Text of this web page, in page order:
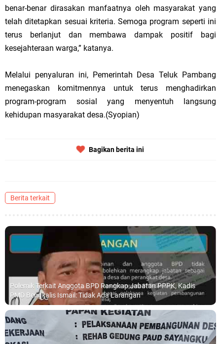
benar-benar dirasakan manfaatnya oleh masyarakat yang
telah ditetapkan sesuai kriteria. Semoga program seperti ini
terus berlanjut dan membawa dampak positif bagi
kesejahteraan warga,” katanya.
Melalui penyaluran ini, Pemerintah Desa Teluk Pambang
menegaskan komitmennya untuk terus menghadirkan
program-program sosial yang menyentuh langsung
kehidupan masyarakat desa.(Syopian)
Bagikan berita ini
Berita terkait
Polemik Terkait Anggota BPD Rangkap Jabatan PPPK, Kadis
PMD Bengkalis Ismail: Tidak Ada Larangan